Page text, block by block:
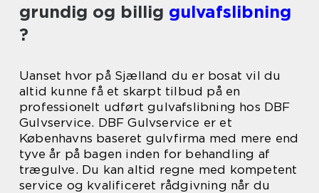
grundig og billig gulvafslibning
?
Uanset hvor på Sjælland du er bosat vil du
altid kunne få et skarpt tilbud på en
professionelt udført gulvafslibning hos DBF
Gulvservice. DBF Gulvservice er et
Københavns baseret gulvfirma med mere end
tyve år på bagen inden for behandling af
trægulve. Du kan altid regne med kompetent
service og kvalificeret rådgivning når du